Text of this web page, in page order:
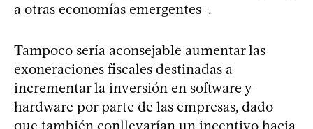
a otras economías emergentes–.
Tampoco sería aconsejable aumentar las
exoneraciones fiscales destinadas a
incrementar la inversión en software y
hardware por parte de las empresas, dado